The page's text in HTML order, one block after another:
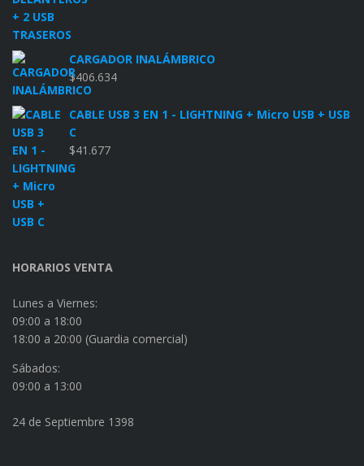
CARGADOR INALÁMBRICO
$406.634
CABLE USB 3 EN 1 - LIGHTNING + Micro USB + USB
C
$41.677
HORARIOS VENTA
Lunes a Viernes:
09:00 a 18:00
18:00 a 20:00 (Guardia comercial)
Sábados:
09:00 a 13:00
24 de Septiembre 1398